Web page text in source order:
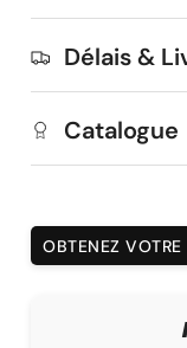
Délais &
Catalogue
OBTENEZ